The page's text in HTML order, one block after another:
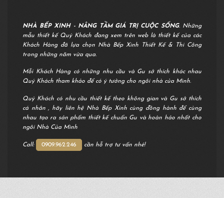
NHÀ BẾP XINH - NÂNG TẦM GIÁ TRỊ CUỘC SỐNG. Những
mẫu thiết kế Quý Khách đang xem trên web là thiết kế của các
Khách Hàng đã lựa chọn Nhà Bếp Xinh Thiết Kế & Thi Công
trong những năm vừa qua.
Mỗi Khách Hàng có những nhu cầu và Gu sở thích khác nhau
Quý Khách tham khảo để có ý tưởng cho ngôi nhà của Mình.
Quý Khách có nhu cầu thiết kế theo không gian và Gu sở thích
cá nhân , hãy liên hệ Nhà Bếp Xinh cùng đồng hành để cùng
nhau tạo ra sản phẩm thiết kế chuẩn Gu và hoàn hảo nhất cho
ngôi Nhà Của Mình
Call: 0909.962.246 cần hỗ trợ tư vấn nhé!